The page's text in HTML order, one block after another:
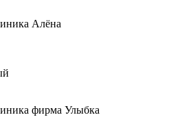
Алёна
фирма Улыбка